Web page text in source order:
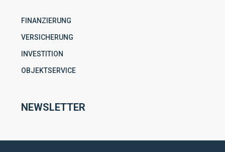
FINANZIERUNG
VERSICHERUNG
INVESTITION
OBJEKTSERVICE
NEWSLETTER